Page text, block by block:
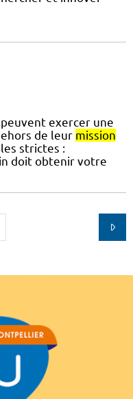
exercer une
de leur mission
strictes :
doit obtenir votre